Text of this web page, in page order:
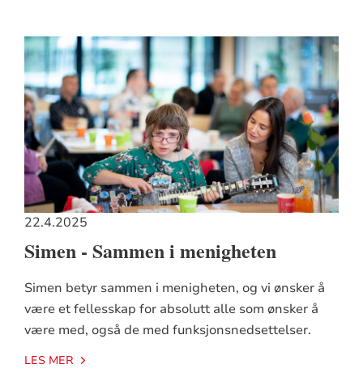
22.4.2025
Simen - Sammen i menigheten
Simen betyr sammen i menigheten, og vi ønsker å
være et fellesskap for absolutt alle som ønsker å
være med, også de med funksjonsnedsettelser.
LES MER